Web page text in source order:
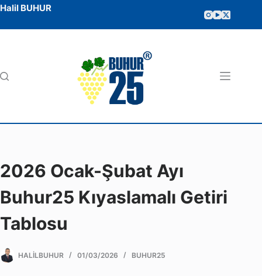
Halil BUHUR
2026 Ocak-Şubat Ayı
Buhur25 Kıyaslamalı Getiri
Tablosu
HALILBUHUR 01/03/2026 BUHUR25